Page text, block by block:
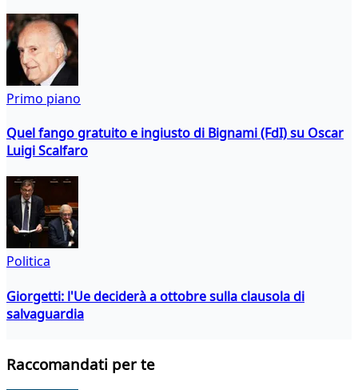
Primo piano
Quel fango gratuito e ingiusto di Bignami (FdI) su Oscar
Luigi Scalfaro
Politica
Giorgetti: l'Ue deciderà a ottobre sulla clausola di
salvaguardia
Raccomandati per te